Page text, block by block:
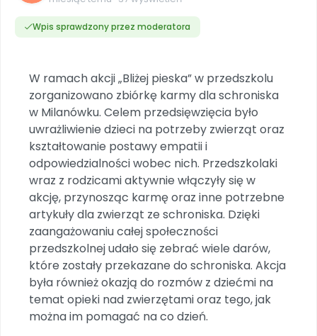
Scenariusze i artykuły
Materiały z miesięcznika
Plany tygodniowe
Praca wychowawcza
Bliżejprzedszkolne zestawy
Zestawy do pobrania
POLECAMY
Wybierz prezent
Przy zamówieniu prenumeraty
Zaplanuj rok przedszkolny
Materiały na nowy rok
Archiwalne numery
Miesięczniki
Aktualne oraz archiwalne numery
Wszystko dla przedszkoli
Zamówienia hurtowe
NA SKRÓTY
Letnia wyprzedaż
Nowości
Zapowiedzi
Polecamy
Promocje
Konferencje
Spotkania na dużą skalę
Kompleksowe programy szkoleniowe
POLECAMY
Akademia Muzyki i Ruchu
Szkolenia muzyczne
Ebooki
Strona WWW dla przedszkola
Gotowa w mniej niż 10 min • 14 dni bez opłat
Pakiet bliżej MAX
Poznajemy regiony
Literkowo
Nauka liter i głosek
Sprintem do maratonu
Ruch i motywacja
Bliżej Pieska
Pomoc zwierzętom
Książka (dla) Przedszkolaka
Promowanie czytelnictwa
Facebook
Instagram
Zobacz nas na Instagramie
TikTok
Zobacz nas na TikToku
YouTube
Filmy edukacyjne
Wpis sprawdzony przez moderatora
W ramach akcji „Bliżej pieska” w przedszkolu
zorganizowano zbiórkę karmy dla schroniska
w Milanówku. Celem przedsięwzięcia było
uwrażliwienie dzieci na potrzeby zwierząt oraz
kształtowanie postawy empatii i
odpowiedzialności wobec nich. Przedszkolaki
wraz z rodzicami aktywnie włączyły się w
akcję, przynosząc karmę oraz inne potrzebne
artykuły dla zwierząt ze schroniska. Dzięki
zaangażowaniu całej społeczności
przedszkolnej udało się zebrać wiele darów,
które zostały przekazane do schroniska. Akcja
była również okazją do rozmów z dziećmi na
temat opieki nad zwierzętami oraz tego, jak
można im pomagać na co dzień.